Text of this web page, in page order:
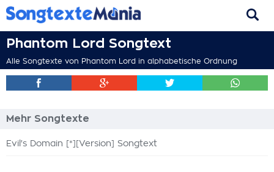
Phantom Lord Songtext
Alle Songtexte von Phantom Lord in alphabetische Ordnung
Mehr Songtexte
Evil's Domain [*][Version] Songtext